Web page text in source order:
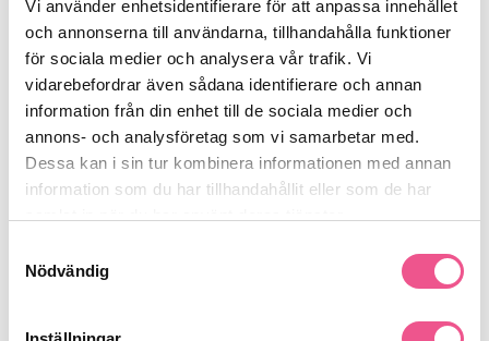
Vi använder enhetsidentifierare för att anpassa innehållet
och annonserna till användarna, tillhandahålla funktioner
för sociala medier och analysera vår trafik. Vi
vidarebefordrar även sådana identifierare och annan
information från din enhet till de sociala medier och
annons- och analysföretag som vi samarbetar med.
Dessa kan i sin tur kombinera informationen med annan
information som du har tillhandahållit eller som de har
Nödvändig
Beskrivning
Oatmeal & Honey Conditioner har en närande formula med
akaciahonung, veteproteiner och vitamin E som ger torrt och
glansfullt.
Produktdetaljer